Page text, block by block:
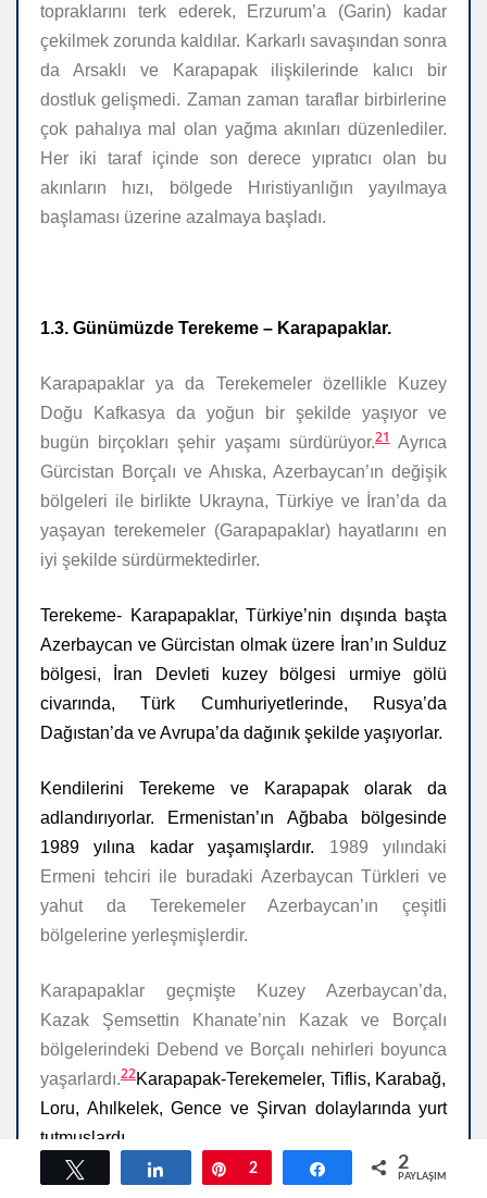
topraklarını terk ederek, Erzurum’a (Garin) kadar
çekilmek zorunda kaldılar. Karkarlı savaşından sonra
da Arsaklı ve Karapapak ilişkilerinde kalıcı bir
dostluk gelişmedi. Zaman zaman taraflar birbirlerine
çok pahalıya mal olan yağma akınları düzenlediler.
Her iki taraf içinde son derece yıpratıcı olan bu
akınların hızı, bölgede Hıristiyanlığın yayılmaya
başlaması üzerine azalmaya başladı.
1.3. Günümüzde Terekeme – Karapapaklar.
Karapapaklar ya da Terekemeler özellikle Kuzey
Doğu Kafkasya da yoğun bir şekilde yaşıyor ve
bugün birçokları şehir yaşamı sürdürüyor.21Ayrıca
Gürcistan Borçalı ve Ahıska, Azerbaycan’ın değişik
bölgeleri ile birlikte Ukrayna, Türkiye ve İran’da da
yaşayan terekemeler (Garapapaklar) hayatlarını en
iyi şekilde sürdürmektedirler.
Terekeme- Karapapaklar, Türkiye’nin dışında başta
Azerbaycan ve Gürcistan olmak üzere İran’ın Sulduz
bölgesi, İran Devleti kuzey bölgesi urmiye gölü
civarında, Türk Cumhuriyetlerinde, Rusya’da
Dağıstan’da ve Avrupa’da dağınık şekilde yaşıyorlar.
Kendilerini Terekeme ve Karapapak olarak da
adlandırıyorlar. Ermenistan’ın Ağbaba bölgesinde
1989 yılına kadar yaşamışlardır. 1989 yılındaki
Ermeni tehciri ile buradaki Azerbaycan Türkleri ve
yahut da Terekemeler Azerbaycan’ın çeşitli
bölgelerine yerleşmişlerdir.
Karapapaklar geçmişte Kuzey Azerbaycan’da,
Kazak Şemsettin Khanate’nin Kazak ve Borçalı
bölgelerindeki Debend ve Borçalı nehirleri boyunca
yaşarlardı.22Karapapak-Terekemeler, Tiflis, Karabağ,
Loru, Ahılkelek, Gence ve Şirvan dolaylarında yurt
tutmuşlardı.
Tweetle Paylaş Pin
2 Paylaş 2
PAYLAŞIMLAR